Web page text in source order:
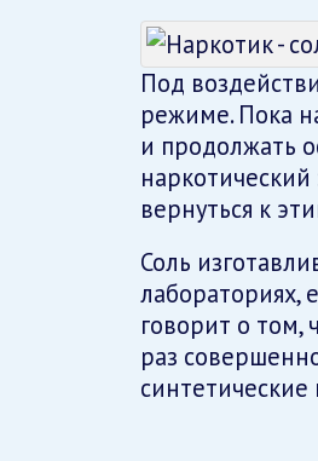
Под
режиме. Пока
и продолжать
наркотический
вернуться к
Соль
лабораториях,
говорит о том,
раз